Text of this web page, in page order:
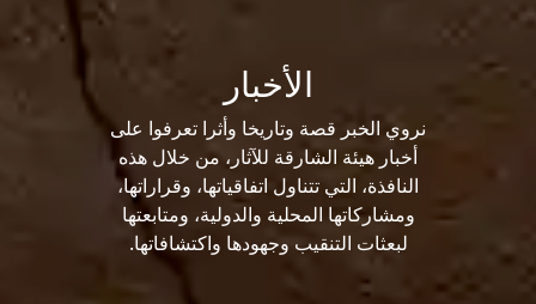
الأخبار
نروي الخبر قصة وتاريخا وأثرا تعرفوا على
أخبار هيئة الشارقة للآثار، من خلال هذه
النافذة، التي تتناول اتفاقياتها، وقراراتها،
ومشاركاتها المحلية والدولية، ومتابعتها
لبعثات التنقيب وجهودها واكتشافاتها.